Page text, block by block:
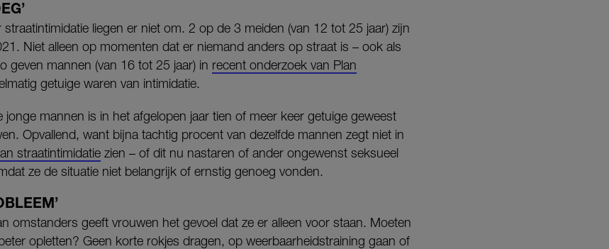
liegen er niet om. 2 op de 3 meiden (van 12 tot 25 jaar) zijn
Niet alleen op momenten dat er niemand anders op straat is – ook als
geven mannen (van 16 tot 25 jaar) in recent onderzoek van Plan
getuige waren van intimidatie.
jonge mannen is in het afgelopen jaar tien of meer keer getuige geweest
Opvallend, want bijna tachtig procent van dezelfde mannen zegt niet in
straatintimidatie zien – of dit nu nastaren of ander ongewenst seksueel
ze de situatie niet belangrijk of ernstig genoeg vonden.
omstanders geeft vrouwen het gevoel dat ze er alleen voor staan. Moeten
opletten? Geen korte rokjes dragen, op weerbaarheidstraining gaan of